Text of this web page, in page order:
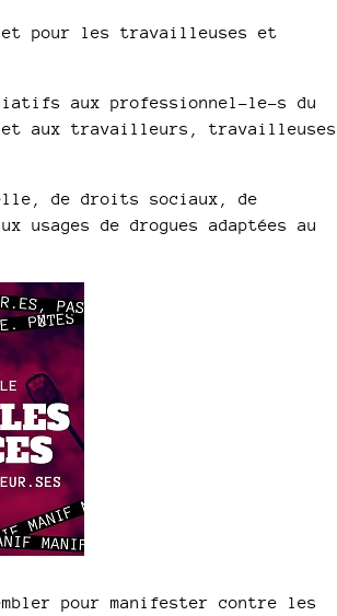
et pour les travailleuses et
aux professionnel-le-s du
aux travailleurs, travailleuses
de droits sociaux, de
de drogues adaptées au
pour manifester contre les